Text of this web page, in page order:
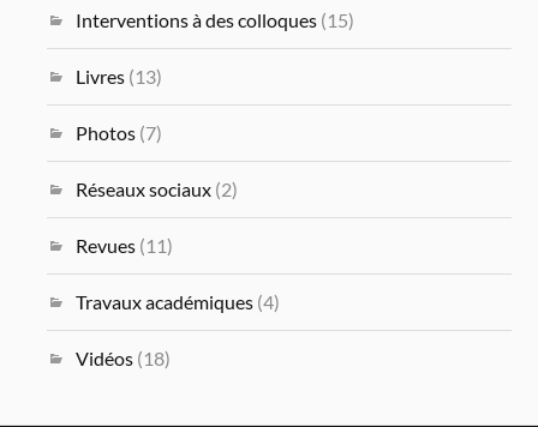
Interventions à des colloques(15)
Livres(13)
Photos(7)
Réseaux sociaux(2)
Revues(11)
Travaux académiques(4)
Vidéos(18)